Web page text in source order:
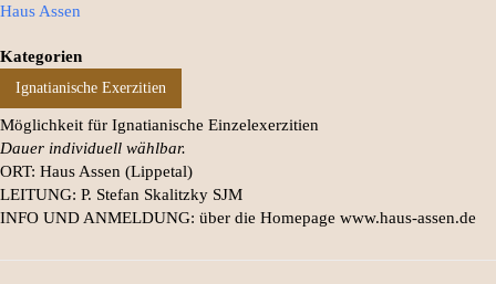
Haus Assen
Kategorien
Ignatianische Exerzitien
Möglichkeit für Ignatianische Einzelexerzitien
Dauer individuell wählbar.
ORT: Haus Assen (Lippetal)
LEITUNG: P. Stefan Skalitzky SJM
INFO UND ANMELDUNG: über die Homepage www.haus-assen.de